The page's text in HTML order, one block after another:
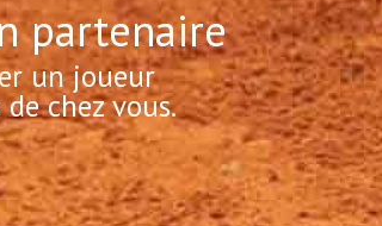
partenaire
un joueur
chez vous.